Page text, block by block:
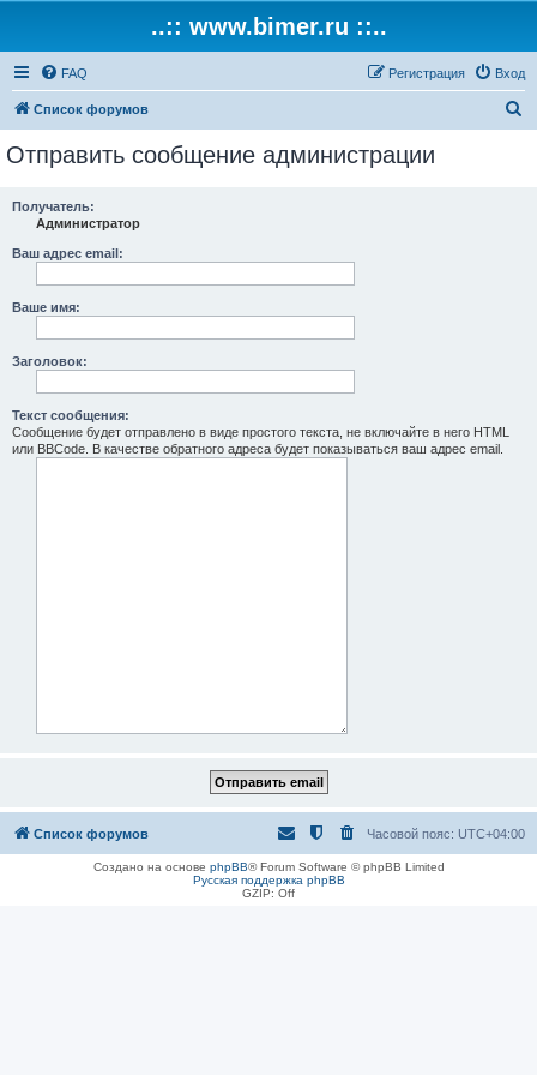
..:: www.bimer.ru ::..
FAQ Вход
Регистрация
Список форумов
Отправить сообщение администрации
Получатель:
Администратор
Ваш адрес email:
Ваше имя:
Заголовок:
Текст сообщения:
Сообщение будет отправлено в виде простого текста, не включайте в него HTML
или BBCode. В качестве обратного адреса будет показываться ваш адрес email.
Список форумов Часовой пояс: UTC+04:00
Создано на основе phpBB® Forum Software © phpBB Limited
Русская поддержка phpBB
GZIP: Off